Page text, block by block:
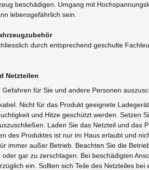
beschädigen. Umgang mit
lebensgefährlich sein.
durch entsprechend geschulte
Netzteilen
für Sie und andere Personen
Nicht für das Produkt geeignete
und Hitze geschützt werden. Setzen
Laden Sie das Netzteil und das
des Produktes ist nur im Haus erlaubt und
immer außer Betrieb. Beachten Sie die
gar zu zerschlagen. Bei beschädigten
ein. Sollten sich Teile des Netzteiles